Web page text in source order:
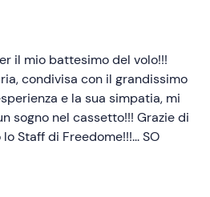
il mio battesimo del volo!!!
condivisa con il grandissimo
e la sua simpatia, mi
sogno nel cassetto!!! Grazie di
Staff di Freedome!!!... SO